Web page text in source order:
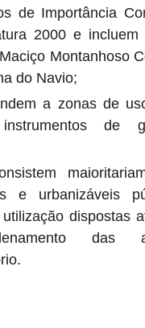
de Importância
2000 e incluem
Montanhoso
do Navio;
a zonas de
de
e urbanizáveis
dispostas
das